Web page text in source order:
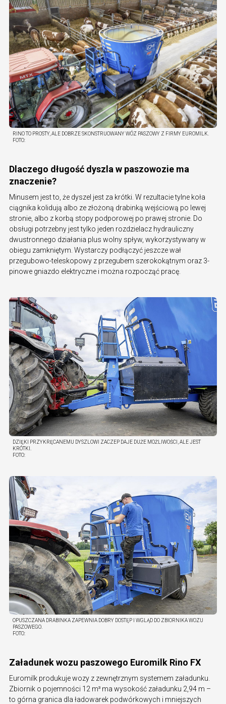
RINO TO PROSTY, ALE DOBRZE SKONSTRUOWANY WÓZ PASZOWY Z FIRMY EUROMILK.
FOTO:
Dlaczego długość dyszla w paszowozie ma
znaczenie?
Minusem jest to, że dyszel jest za krótki. W rezultacie tylne koła
ciągnika kolidują albo ze złożoną drabinką wejściową po lewej
stronie, albo z korbą stopy podporowej po prawej stronie. Do
obsługi potrzebny jest tylko jeden rozdzielacz hydrauliczny
dwustronnego działania plus wolny spływ, wykorzystywany w
obiegu zamkniętym. Wystarczy podłączyć jeszcze wał
przegubowo-teleskopowy z przegubem szerokokątnym oraz 3-
pinowe gniazdo elektryczne i można rozpocząć pracę.
DZIĘKI PRZYKRĘCANEMU DYSZLOWI ZACZEP DAJE DUŻE MOŻLIWOŚCI, ALE JEST
KRÓTKI.
FOTO:
OPUSZCZANA DRABINKA ZAPEWNIA DOBRY DOSTĘP I WGLĄD DO ZBIORNIKA WOZU
PASZOWEGO.
FOTO:
Załadunek wozu paszowego Euromilk Rino FX
Euromilk produkuje wozy z zewnętrznym systemem załadunku.
Zbiornik o pojemności 12 m³ ma wysokość załadunku 2,94 m –
to górna granica dla ładowarek podwórkowych i mniejszych